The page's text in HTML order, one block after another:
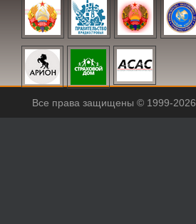
Все права защищены © 1999-2026